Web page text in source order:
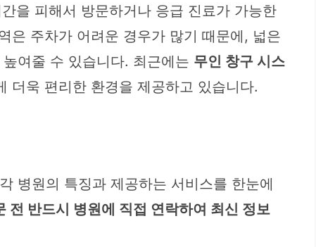
을 피해서 방문하거나 응급 진료가 가능한
은 주차가 어려운 경우가 많기 때문에, 넓은
여줄 수 있습니다. 최근에는 무인 창구 시스
더욱 편리한 환경을 제공하고 있습니다.
병원의 특징과 제공하는 서비스를 한눈에
전 반드시 병원에 직접 연락하여 최신 정보